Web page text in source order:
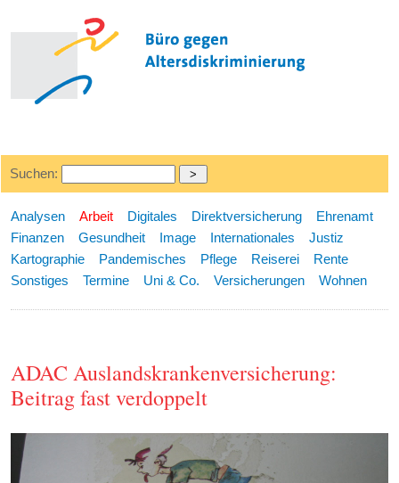
Suchen:
Analysen Arbeit Digitales Direktversicherung
Ehrenamt
Finanzen
Gesundheit Image Internationales
Justiz
Kartographie
Pandemisches Pflege Reiserei
Rente
Sonstiges
Termine Uni & Co. Versicherungen Wohnen
ADAC Auslandskrankenversicherung:
Beitrag fast verdoppelt